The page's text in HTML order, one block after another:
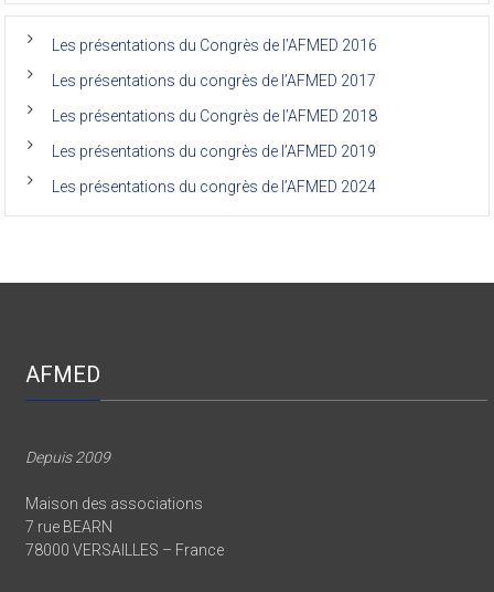
de
(Afmed/Unikin)
vécu
Les présentations du Congrès de l’AFMED 2016
Les présentations du congrès de l’AFMED 2017
Les présentations du Congrès de l’AFMED 2018
Les présentations du congrès de l’AFMED 2019
Les présentations du congrès de l’AFMED 2024
AFMED
Depuis 2009
Maison des associations
7 rue BEARN
78000 VERSAILLES – France